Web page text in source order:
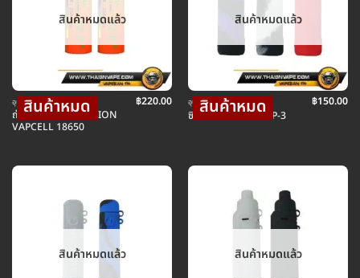
สินค้าหมดแล้ว
อุปกรณ์ บุหรี่ไฟฟ้า
ถ่านทอง NEW VERSION
VAPCELL 18650
฿220.00
สินค้าหมดแล้ว
อุปกรณ์ บุหรี่ไฟฟ้า
ซิลิโคน CASE SCAR P-3
฿150.00
สินค้าหมดแล้ว สินค้าหมดแล้ว